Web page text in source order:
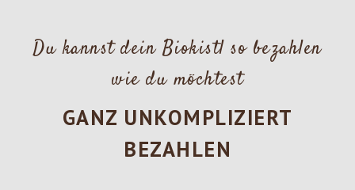
Du kannst dein Biokistl so bezahlen
wie du möchtest
GANZ UNKOMPLIZIERT
BEZAHLEN